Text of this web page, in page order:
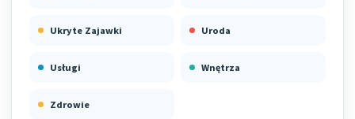
Ukryte Zajawki Uroda
Usługi Wnętrza
Zdrowie